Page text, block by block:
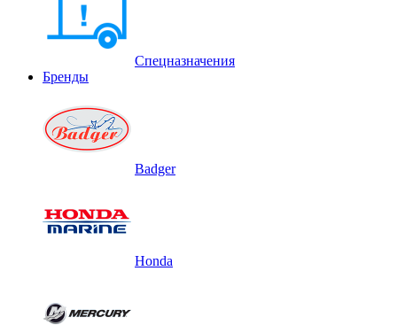
Спецназначения
Бренды
Badger
Honda